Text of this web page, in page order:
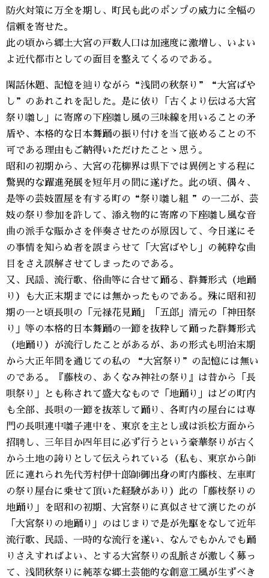
防火対策に万全を期し、町民も此のポンプの威力に全幅の
信頼を寄せた。
此の頃から郷土大宮の戸数人口は加速度に激増し、いよい
よ近代都市としての面目を整えてくるのである。
閑話休題、記憶を辿りながら“浅間の秋祭り”“大宮ばや
し”のあれこれを記した。是に依り「古くより伝はる大宮
祭り囃し」に寄席の下座囃し風の三味線を用いることの矛
盾や、本格的な日本舞踊の振り付けを当て嵌めることの不
可である理由もご納得いただけたことゝ思う。
昭和の初期から、大宮の花柳界は県下では異例とする程に
驚異的な躍進発展を短年月の間に遂げた。此の頃、偶々、
是等の芸妓置屋を有する町の“祭り囃し組 ”の一二が、芸
妓の祭り参加を許して、添え物的に寄席の下座囃し風な音
曲の派手な賑かさを伴奏させたのが原因して、今日遂にそ
の事情を知らぬ者を誤まらせて「大宮ばやし」の純粋な曲
目をさえ誤解させてしまったのである。
又、民謡、流行歌、俗曲等に合せて踊る、群舞形式（地踊
り）も大正末期までには無かったものである。殊に昭和初
期の一と頃長唄の「元禄花見踊」「五郎」清元の「神田祭
り」等の本格的日本舞踊の一節を抜粋して踊った群舞形式
（地踊り）が流行したことがあるが、あの形式も明治末期
から大正年間を通じての私の “大宮祭り”の記憶には無い
のである。『藤枝の、あくなみ神社の祭り』は昔から「長
唄祭り」とも称されて盛大なもので「地踊り」はどの町内
も全部、長唄の一節を抜萃して踊り、各町内の屋台には専
門の長唄連中囃子連中を、東京を主とし或は浜松方面から
招聘し、三年目か四年目に必ず行うという豪華祭りが古く
から土地の誇りとして伝えられている（私も、東京から師
匠に連れられ先代芳村伊十郎師御出身の町内藤枝、左車町
の祭り屋台に乗せて頂いた経験があり）此の「藤枝祭りの
地踊り」を昭和の初期、大宮祭りに真似させて演じたのが
「大宮祭りの地踊り」のはじまりで是が先駆をなして近年
流行歌、民謡、一時的な流行を遂い、なんでもかんでも踊
りさえすればよい、とする大宮祭りの乱脈さが激しく募っ
て、浅間秋祭りに純萃な郷土芸能的な創意工風が生ずべき